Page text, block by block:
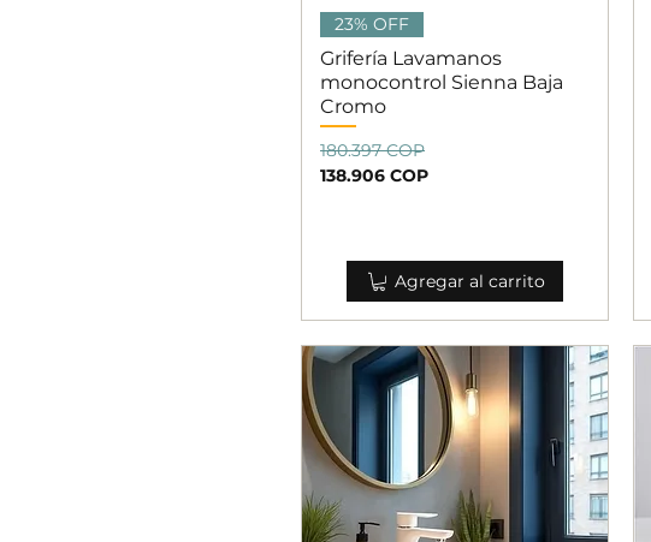
Vista rápida
23% OFF
Grifería Lavamanos
monocontrol Sienna Baja
Cromo
Precio
180.397 COP
Precio de oferta
138.906 COP
Agregar al carrito